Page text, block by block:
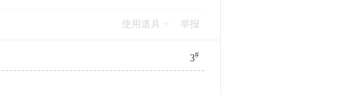
使用道具 举报
3#